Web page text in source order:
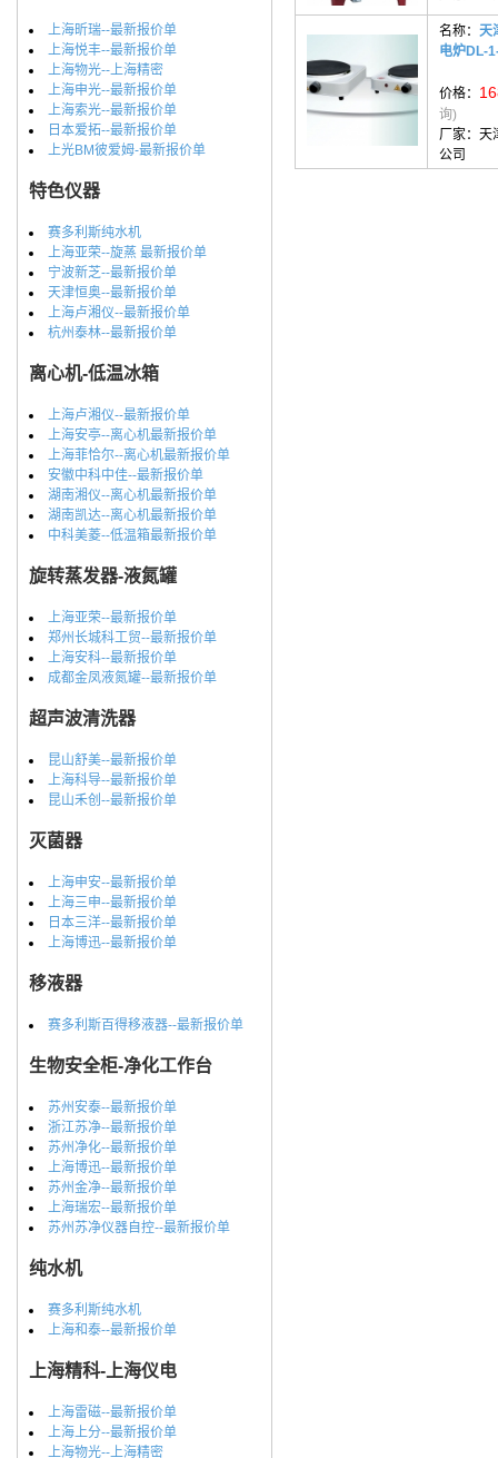
上海昕瑞--最新报价单
上海悦丰--最新报价单
上海物光--上海精密
上海申光--最新报价单
上海索光--最新报价单
日本爱拓--最新报价单
上光BM彼爱姆-最新报价单
特色仪器
赛多利斯纯水机
上海亚荣--旋蒸 最新报价单
宁波新芝--最新报价单
天津恒奥--最新报价单
上海卢湘仪--最新报价单
杭州泰林--最新报价单
离心机-低温冰箱
上海卢湘仪--最新报价单
上海安亭--离心机最新报价单
上海菲恰尔--离心机最新报价单
安徽中科中佳--最新报价单
湖南湘仪--离心机最新报价单
湖南凯达--离心机最新报价单
中科美菱--低温箱最新报价单
旋转蒸发器-液氮罐
上海亚荣--最新报价单
郑州长城科工贸--最新报价单
上海安科--最新报价单
成都金凤液氮罐--最新报价单
超声波清洗器
昆山舒美--最新报价单
上海科导--最新报价单
昆山禾创--最新报价单
灭菌器
上海申安--最新报价单
上海三申--最新报价单
日本三洋--最新报价单
上海博迅--最新报价单
移液器
赛多利斯百得移液器--最新报价单
生物安全柜-净化工作台
苏州安泰--最新报价单
浙江苏净--最新报价单
苏州净化--最新报价单
上海博迅--最新报价单
苏州金净--最新报价单
上海瑞宏--最新报价单
苏州苏净仪器自控--最新报价单
纯水机
赛多利斯纯水机
上海和泰--最新报价单
上海精科-上海仪电
上海雷磁--最新报价单
上海上分--最新报价单
上海物光--上海精密
名称： 天
电炉DL-
价格：
询)
厂家： 天
公司